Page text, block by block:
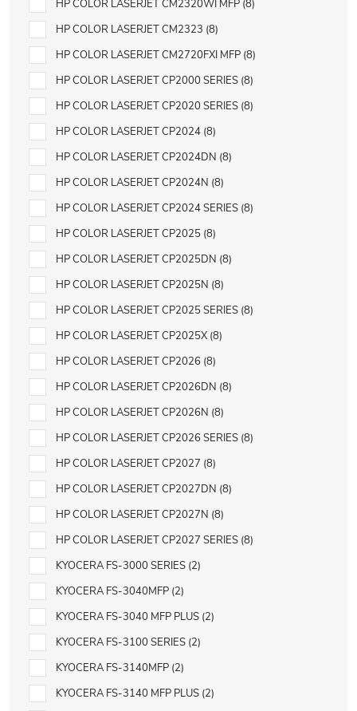
HP COLOR LASERJET CM2320WI MFP 8
HP COLOR LASERJET CM2323 8
HP COLOR LASERJET CM2720FXI MFP 8
HP COLOR LASERJET CP2000 SERIES 8
HP COLOR LASERJET CP2020 SERIES 8
HP COLOR LASERJET CP2024 8
HP COLOR LASERJET CP2024DN 8
HP COLOR LASERJET CP2024N 8
HP COLOR LASERJET CP2024 SERIES 8
HP COLOR LASERJET CP2025 8
HP COLOR LASERJET CP2025DN 8
HP COLOR LASERJET CP2025N 8
HP COLOR LASERJET CP2025 SERIES 8
HP COLOR LASERJET CP2025X 8
HP COLOR LASERJET CP2026 8
HP COLOR LASERJET CP2026DN 8
HP COLOR LASERJET CP2026N 8
HP COLOR LASERJET CP2026 SERIES 8
HP COLOR LASERJET CP2027 8
HP COLOR LASERJET CP2027DN 8
HP COLOR LASERJET CP2027N 8
HP COLOR LASERJET CP2027 SERIES 8
KYOCERA FS-3000 SERIES 2
KYOCERA FS-3040MFP 2
KYOCERA FS-3040 MFP PLUS 2
KYOCERA FS-3100 SERIES 2
KYOCERA FS-3140MFP 2
KYOCERA FS-3140 MFP PLUS 2